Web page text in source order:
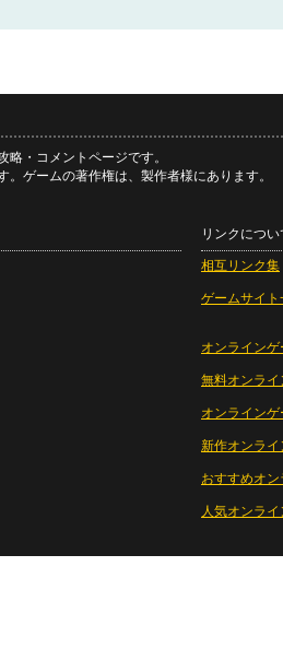
略・コメントページです。
。ゲームの著作権は、製作者様にあります。
リンクについ
相互リンク集
ゲームサイト
オンラインゲ
無料オンライ
オンライン
新作オンライ
おすすめオ
人気オンラ